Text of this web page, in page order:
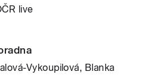
live
Vykoupilová, Blanka